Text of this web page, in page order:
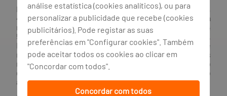
BANCO BPI, S.A., com sede na Avenida da Boavista, 1117,
4100-129 Porto; Capital Social: € 1 293 063 324,98; matriculada
na CRC Porto sob o número de matrícula PTIRNMJ 501 214
534, como o número de identificação fiscal 501 214 534.
Intermediário financeiro registado na CMVM com o n° 300 e
no Banco de Portugal sob o código n° 10. Agente de Seguros
n.º 419527591, registado junto da Autoridade de Supervisão
de Seguros e Fundos de Pensões em 21/01/2019, e autorizado
a exercer atividade nos Ramos de Seguro Vida e Não Vida.
análise estatística (cookies analíticos), ou para
personalizar a publicidade que recebe (cookies
publicitários). Pode registar as suas
preferências em "Configurar cookies". Também
pode aceitar todos os cookies ao clicar em
"Concordar com todos".
Concordar com todos